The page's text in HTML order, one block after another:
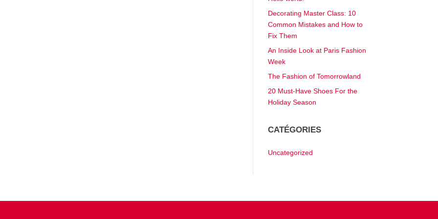
Decorating Master Class: 10
Common Mistakes and How to
Fix Them
An Inside Look at Paris Fashion
Week
The Fashion of Tomorrowland
20 Must-Have Shoes For the
Holiday Season
CATÉGORIES
Uncategorized